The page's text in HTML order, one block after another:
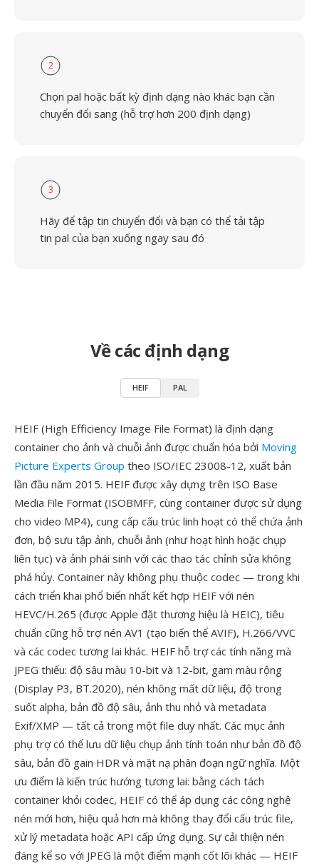
2
Chọn pal hoặc bất kỳ định dạng nào khác bạn cần
chuyển đổi sang (hỗ trợ hơn 200 định dạng)
3
Hãy để tập tin chuyển đổi và bạn có thể tải tập
tin pal của bạn xuống ngay sau đó
Về các định dạng
HEIF PAL
HEIF (High Efficiency Image File Format) là định dạng
container cho ảnh và chuỗi ảnh được chuẩn hóa bởi Moving
Picture Experts Group theo ISO/IEC 23008-12, xuất bản
lần đầu năm 2015. HEIF được xây dựng trên ISO Base
Media File Format (ISOBMFF, cùng container được sử dụng
cho video MP4), cung cấp cấu trúc linh hoạt có thể chứa ảnh
đơn, bộ sưu tập ảnh, chuỗi ảnh (như hoạt hình hoặc chụp
liên tục) và ảnh phái sinh với các thao tác chỉnh sửa không
phá hủy. Container này không phụ thuộc codec — trong khi
cách triển khai phổ biến nhất kết hợp HEIF với nén
HEVC/H.265 (được Apple đặt thương hiệu là HEIC), tiêu
chuẩn cũng hỗ trợ nén AV1 (tạo biến thể AVIF), H.266/VVC
và các codec tương lai khác. HEIF hỗ trợ các tính năng mà
JPEG thiếu: độ sâu màu 10-bit và 12-bit, gam màu rộng
(Display P3, BT.2020), nén không mất dữ liệu, độ trong
suốt alpha, bản đồ độ sâu, ảnh thu nhỏ và metadata
Exif/XMP — tất cả trong một file duy nhất. Các mục ảnh
phụ trợ có thể lưu dữ liệu chụp ảnh tính toán như bản đồ độ
sâu, bản đồ gain HDR và mặt nạ phân đoạn ngữ nghĩa. Một
ưu điểm là kiến trúc hướng tương lai: bằng cách tách
container khỏi codec, HEIF có thể áp dụng các công nghệ
nén mới hơn, hiệu quả hơn mà không thay đổi cấu trúc file,
xử lý metadata hoặc API cấp ứng dụng. Sự cải thiện nén
đáng kể so với JPEG là một điểm mạnh cốt lõi khác — HEIF